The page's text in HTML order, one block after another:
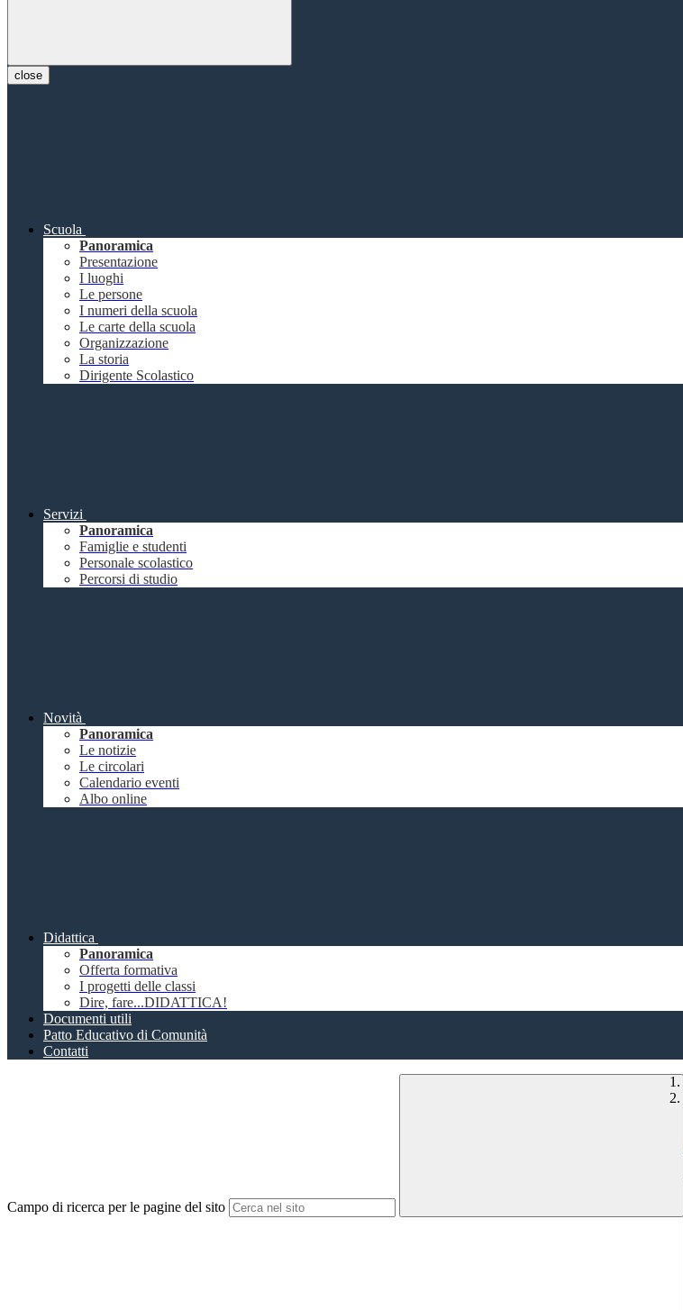
close
Scuola
Panoramica
Presentazione
I luoghi
Le persone
I numeri della scuola
Le carte della scuola
Organizzazione
La storia
Dirigente Scolastico
Servizi
Panoramica
Famiglie e studenti
Personale scolastico
Percorsi di studio
Novità
Panoramica
Le notizie
Le circolari
Calendario eventi
Albo online
Didattica
Panoramica
Offerta formativa
I progetti delle classi
Dire, fare...DIDATTICA!
Documenti utili
Patto Educativo di Comunità
Contatti
Campo di ricerca per le pagine del sito